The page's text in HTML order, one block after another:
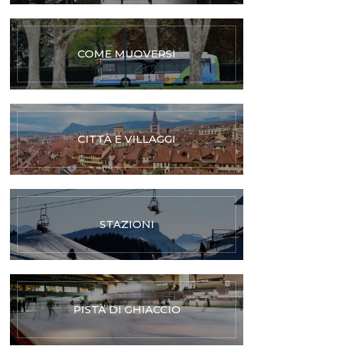
COME MUOVERSI
CITTÀ E VILLAGGI
STAZIONI
PISTA DI GHIACCIO